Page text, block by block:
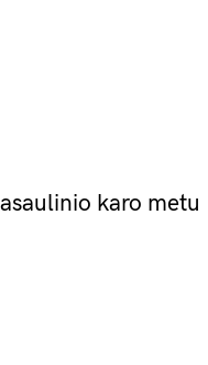
karo metu